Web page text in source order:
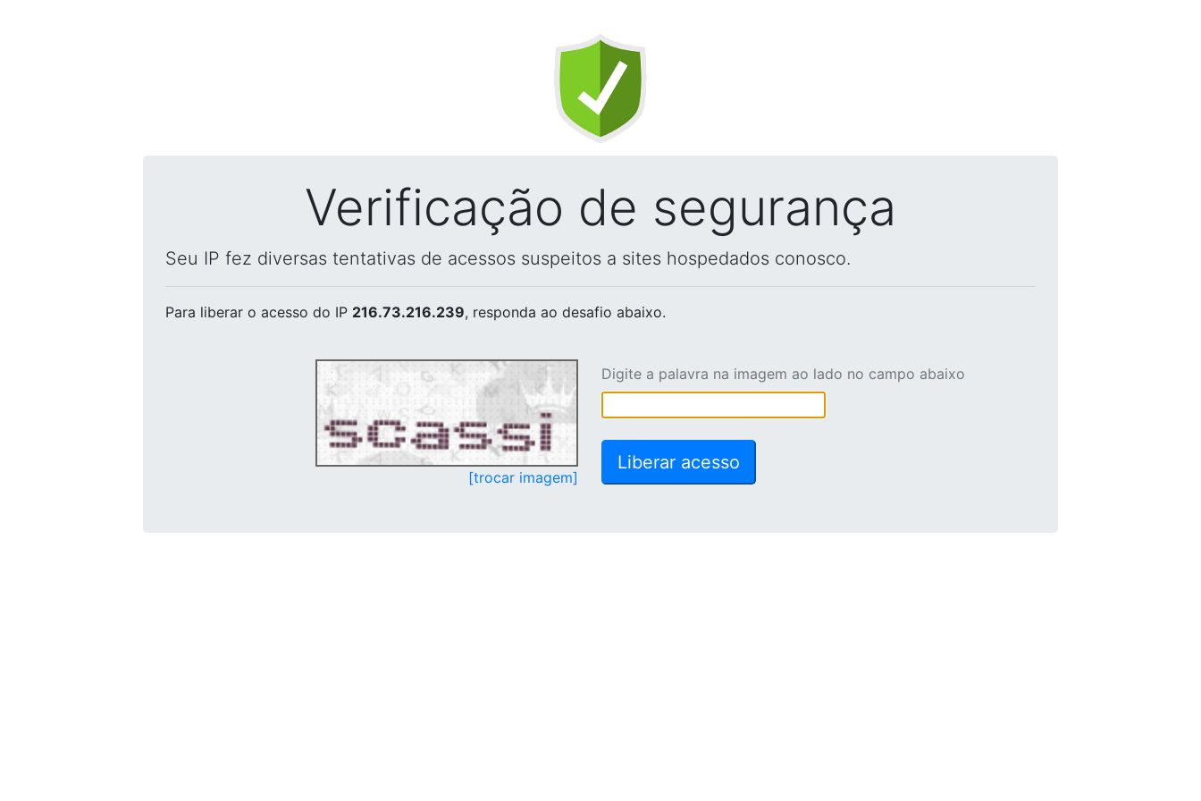
Verificação de segurança
Seu IP fez diversas tentativas de acessos suspeitos a sites hospedados conosco.
Para liberar o acesso do IP 216.73.216.239, responda ao desafio abaixo.
[trocar imagem]
Digite a palavra na imagem ao lado no campo abaixo